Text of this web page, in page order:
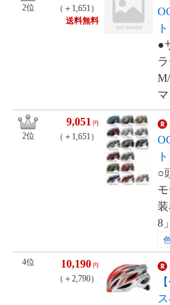
2位
（＋1,651）
送料無料
●
2位
9,051 円
（＋1,651）
○
8
4位 10,190 円
（＋2,790）